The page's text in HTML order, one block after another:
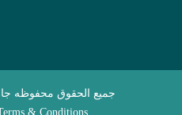
جميع الحقوق محفوظه
& Conditions